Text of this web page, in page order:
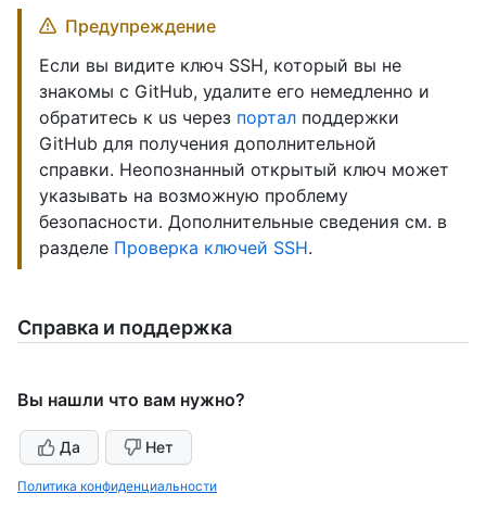
Предупреждение
Если вы видите ключ SSH, который вы не
знакомы с GitHub, удалите его немедленно и
обратитесь к us через портал поддержки
GitHub для получения дополнительной
справки. Неопознанный открытый ключ может
указывать на возможную проблему
безопасности. Дополнительные сведения см. в
разделе Проверка ключей SSH.
Справка и поддержка
Вы нашли что вам нужно?
Да Нет
Политика конфиденциальности